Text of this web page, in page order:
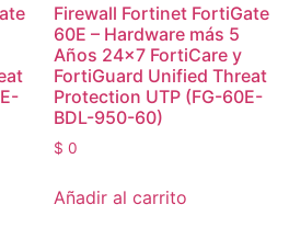
Firewall Fortinet FortiGate
60E – Hardware más 5
Años 24×7 FortiCare y
FortiGuard Unified Threat
Protection UTP (FG-60E-
BDL-950-60)
$ 0
Añadir al carrito